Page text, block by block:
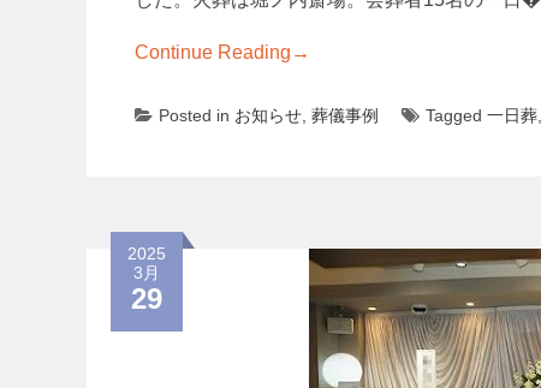
Continue Reading →
Posted in お知らせ 葬儀事例 Tagged 一日葬
2025
3月
29